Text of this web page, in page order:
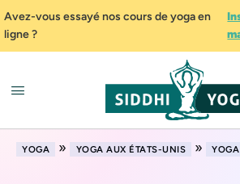
Avez-vous essayé nos cours de yoga en
ligne ?
YOGA » YOGA AUX ÉTATS-UNIS »